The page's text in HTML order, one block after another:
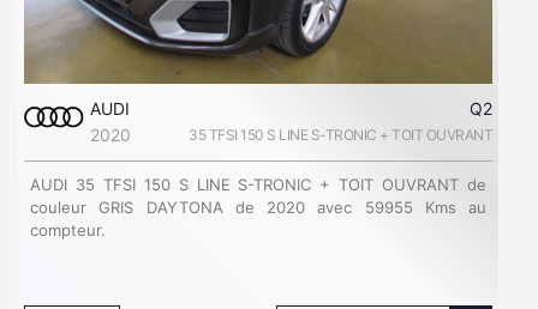
AUDI
Q2
2020
35 TFSI 150 S LINE S-TRONIC + TOIT OUVRANT
AUDI 35 TFSI 150 S LINE S-TRONIC + TOIT OUVRANT de
couleur GRIS DAYTONA de 2020 avec 59955 Kms au
compteur.